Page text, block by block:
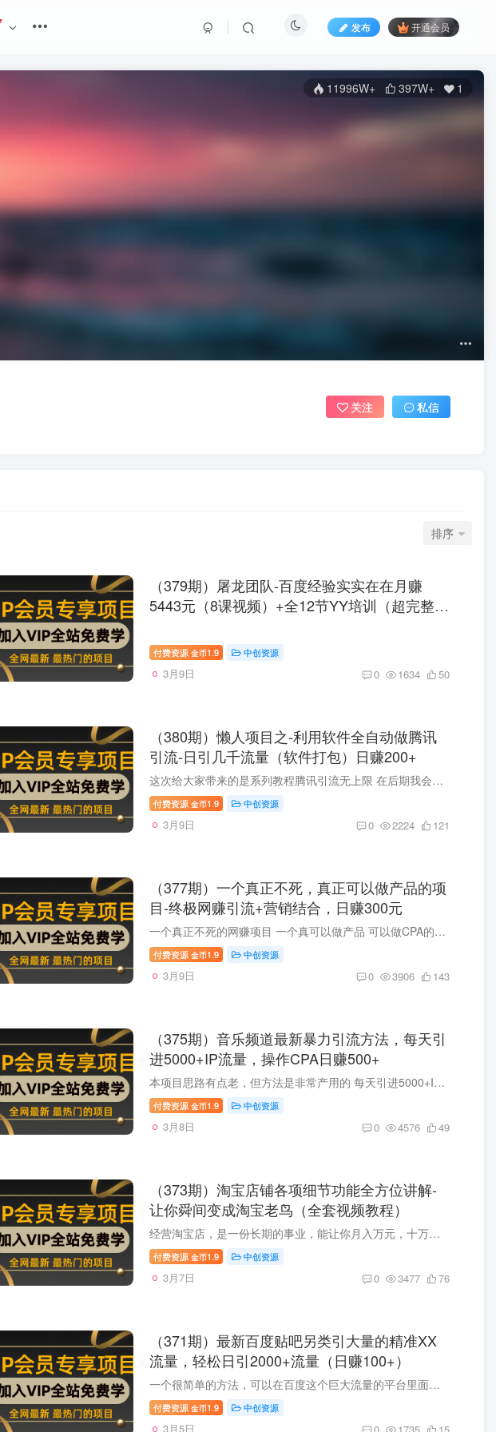
发布 开通会员
11996W+ 397W+ 1
关注 私信
排序
（379期）屠龙团队-百度经验实实在在月赚
5443元（8课视频）+全12节YY培训（超完整
付费资源 金币1.9 中创资源
3月9日 0 1634 50
（380期）懒人项目之-利用软件全自动做腾讯
引流-日引几千流量（软件打包）日赚200+
这次给大家带来的是系列教程腾讯引流无上限 在后期我会制作所有的腾讯引流方法给大家，希望大家多多支持 由于是语音教程，我就不打字了。 软件已经打包好，下载后就可以操作，效果非常好的。
付费资源 金币1.9 中创资源
3月9日 0 2224 121
（377期）一个真正不死，真正可以做产品的项
目-终极网赚引流+营销结合，日赚300元
一个真正不死的网赚项目 一个真可以做产品 可以做CPA的项目 前期无需要什么付出 只要一个网站 或者以个QQ号码 每天只要操作2-3小时即可 不是什么挂机项目 不是什么需要投资项之类的 即可有收入
付费资源 金币1.9 中创资源
3月9日 0 3906 143
（375期）音乐频道最新暴力引流方法，每天引
进5000+IP流量，操作CPA日赚500+
本项目思路有点老，但方法是非常产用的 每天引进5000+IP流量，操作CPA日赚500+
付费资源 金币1.9 中创资源
3月8日 0 4576 49
（373期）淘宝店铺各项细节功能全方位讲解-
让你舜间变成淘宝老鸟（全套视频教程）
经营淘宝店，是一份长期的事业，能让你月入万元，十万，百万都是可以的 看你是否有这个信心去把它做好
付费资源 金币1.9 中创资源
3月7日 0 3477 76
（371期）最新百度贴吧另类引大量的精准XX
流量，轻松日引2000+流量（日赚100+）
一个很简单的方法，可以在百度这个巨大流量的平台里面，引进大量的精准XX流量 轻松日引2000+流量（日赚100+）项目教程
付费资源 金币1.9 中创资源
3月5日